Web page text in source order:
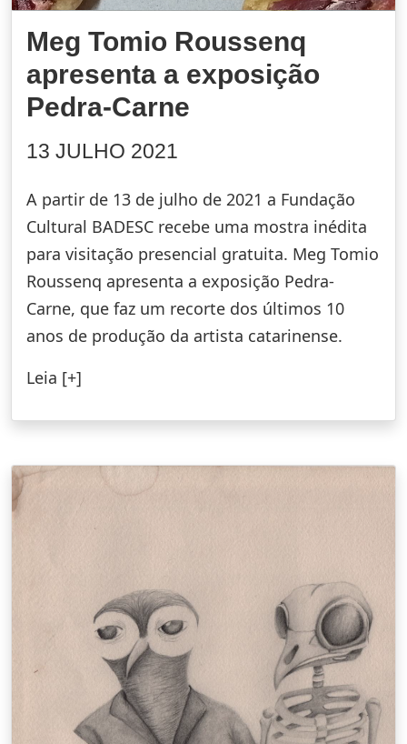
Meg Tomio Roussenq
apresenta a exposição
Pedra-Carne
13 JULHO 2021
A partir de 13 de julho de 2021 a Fundação
Cultural BADESC recebe uma mostra inédita
para visitação presencial gratuita. Meg Tomio
Roussenq apresenta a exposição Pedra-
Carne, que faz um recorte dos últimos 10
anos de produção da artista catarinense.
Leia [+]